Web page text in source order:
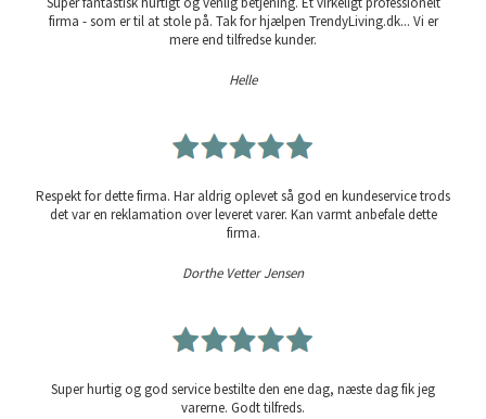
firma - som er til at stole på. Tak for hjælpen TrendyLiving.dk... Vi er
mere end tilfredse kunder.
Helle
Respekt for dette firma. Har aldrig oplevet så god en kundeservice trods
det var en reklamation over leveret varer. Kan varmt anbefale dette
firma.
Dorthe Vetter Jensen
Super hurtig og god service bestilte den ene dag, næste dag fik jeg
varerne. Godt tilfreds.